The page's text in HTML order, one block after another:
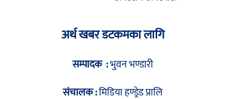
अर्थ खबर डटकमका लागि
सम्पादक :भुवन भण्डारी
संचालक :मिडिया हण्ड्रेड प्रालि